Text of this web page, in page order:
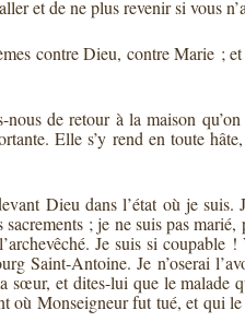
et de ne plus revenir si vous
contre Dieu, contre Marie ;
de retour à la maison
Elle s’y rend en toute
Dieu dans l’état où je suis.
; je ne suis pas
Je suis si coupable
Saint‑Antoine. Je n’oserai
et dites-lui que le malade
où Monseigneur fut tué, et qui